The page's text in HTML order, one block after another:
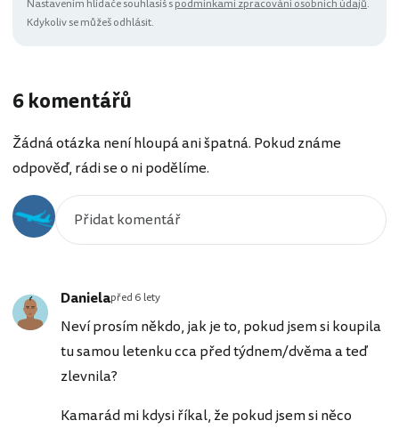
Nastavením hlídače souhlasíš spodmínkami zpracování osobních údajů.
Kdykoliv se můžeš odhlásit.
6 komentářů
Žádná otázka není hloupá ani špatná. Pokud známe
odpověď, rádi se o ni podělíme.
Danielapřed 6 lety
Neví prosím někdo, jak je to, pokud jsem si koupila
tu samou letenku cca před týdnem/dvěma a teď
zlevnila?
Kamarád mi kdysi říkal, že pokud jsem si něco